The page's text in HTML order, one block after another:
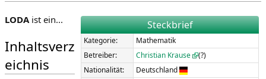
Z
r
a
Z
r
u
Steckbrief
Kategorie:
Mathematik
Betreiber:
Christian Krause
(?)
Nationalität:
Deutschland
LODAist ein...
Inhaltsverz
eichnis